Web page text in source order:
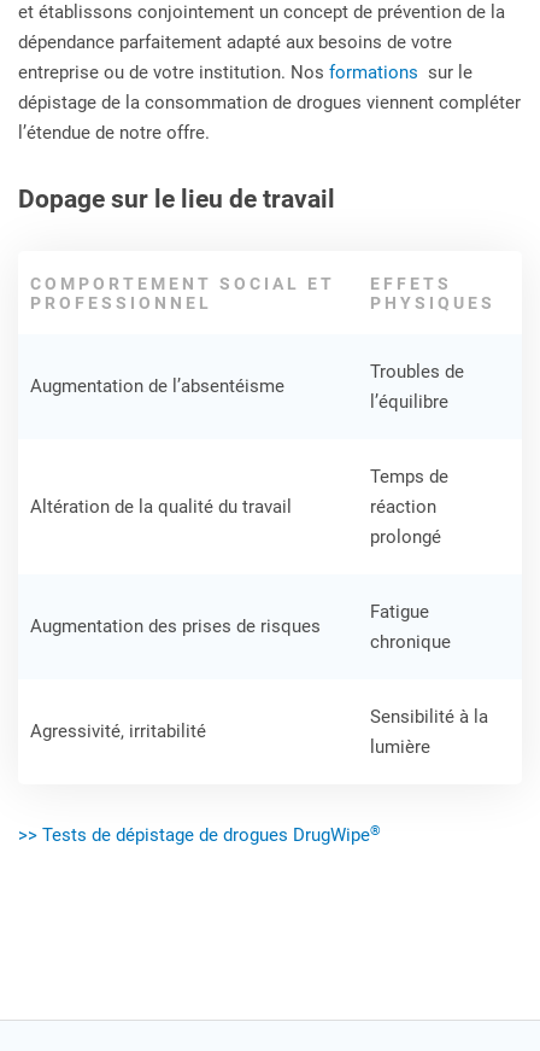
et établissons conjointement un concept de prévention de la
dépendance parfaitement adapté aux besoins de votre
entreprise ou de votre institution. Nos formations sur le
dépistage de la consommation de drogues viennent compléter
l’étendue de notre offre.
Dopage sur le lieu de travail
COMPORTEMENT SOCIAL ET
PROFESSIONNEL
EFFETS
PHYSIQUES
Augmentation de l’absentéisme
Troubles de
l’équilibre
Altération de la qualité du travail
Temps de
réaction
prolongé
Augmentation des prises de risques
Fatigue
chronique
Agressivité, irritabilité
Sensibilité à la
lumière
>> Tests de dépistage de drogues DrugWipe®